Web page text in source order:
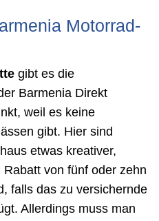
Motorrad-
gibt es die
Barmenia Direkt
weil es keine
gibt. Hier sind
etwas kreativer,
von fünf oder zehn
falls das zu versichernde
Allerdings muss man